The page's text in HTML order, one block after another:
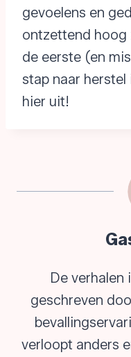
gevoelens en
ontzettend hoog
de eerste (en
stap naar
hier uit!
De verhalen
geschreven
verloopt anders